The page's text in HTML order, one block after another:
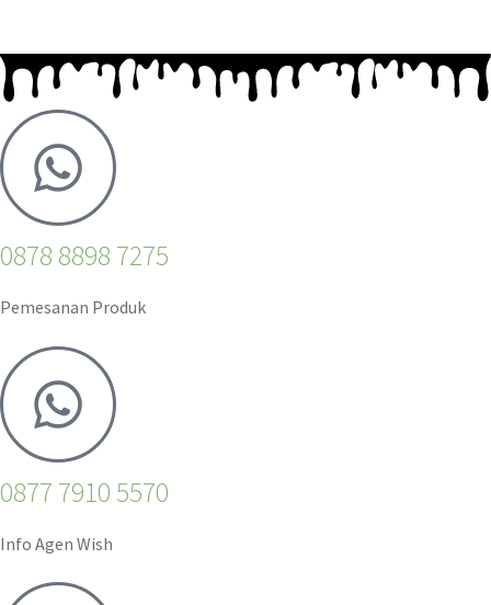
0878 8898 7275
Pemesanan Produk
0877 7910 5570
Info Agen Wish